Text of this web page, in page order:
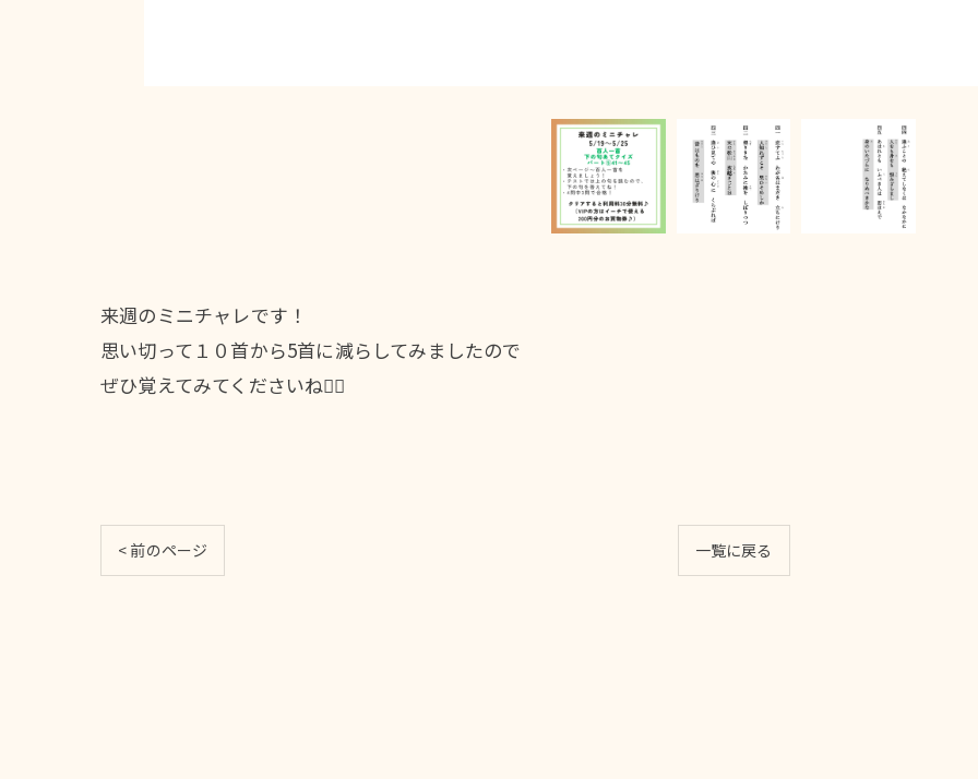
来週のミニチャレです！
思い切って１０首から5首に減らしてみましたので
ぜひ覚えてみてくださいね🙆‍♀️
< 前のページ 一覧に戻る